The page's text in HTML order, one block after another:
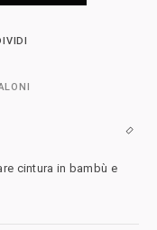
cintura in bambù e